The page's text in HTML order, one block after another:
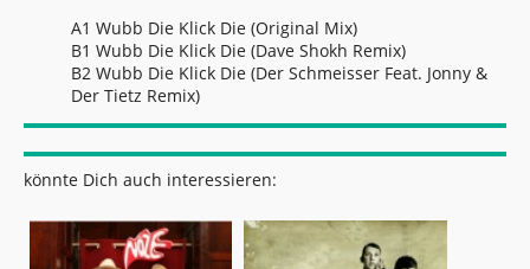
A1 Wubb Die Klick Die (Original Mix)
B1 Wubb Die Klick Die (Dave Shokh Remix)
B2 Wubb Die Klick Die (Der Schmeisser Feat. Jonny &
Der Tietz Remix)
könnte Dich auch interessieren: